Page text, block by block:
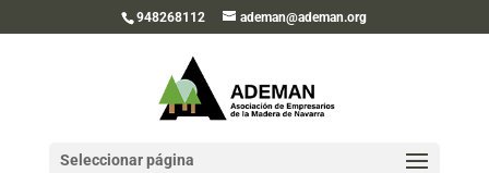
948268112 ademan@ademan.org
Seleccionar página